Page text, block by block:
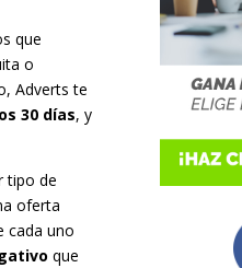
que
o
Adverts te
30 días, y
tipo de
oferta
cada uno
que